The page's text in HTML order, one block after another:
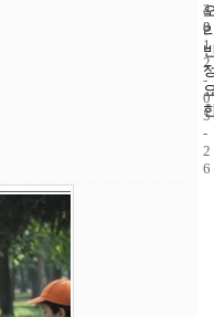
4
8
2
0
1
2
-
0
5
-
2
6